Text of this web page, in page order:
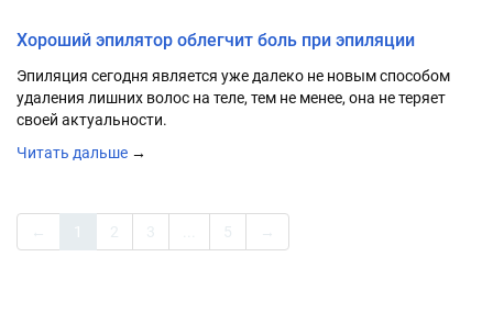
Хороший эпилятор облегчит боль при эпиляции
Эпиляция сегодня является уже далеко не новым способом
удаления лишних волос на теле, тем не менее, она не теряет
своей актуальности.
Читать дальше →
← 1 2 3 5 →